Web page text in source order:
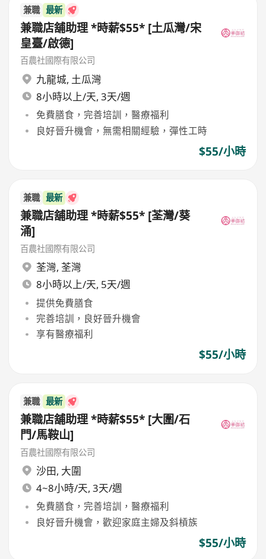
兼職 最新
兼職店舖助理 *時薪$55* [土瓜灣/宋
皇臺/啟德]
百農社國際有限公司
九龍城, 土瓜灣
8小時以上/天, 3天/週
免費膳食，完善培訓，醫療福利
良好晉升機會，無需相關經驗，彈性工時
$55/小時
兼職 最新
兼職店舖助理 *時薪$55* [荃灣/葵
涌]
百農社國際有限公司
荃灣, 荃灣
8小時以上/天, 5天/週
提供免費膳食
完善培訓，良好晉升機會
享有醫療福利
$55/小時
兼職 最新
兼職店舖助理 *時薪$55* [大圍/石
門/馬鞍山]
百農社國際有限公司
沙田, 大圍
4~8小時/天, 3天/週
免費膳食，完善培訓，醫療福利
良好晉升機會，歡迎家庭主婦及斜槓族
$55/小時